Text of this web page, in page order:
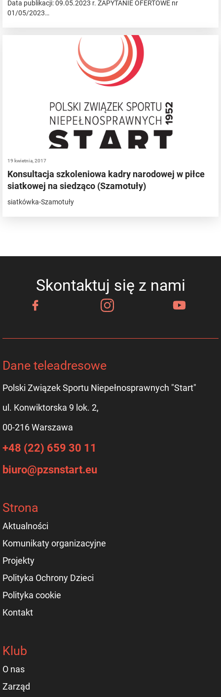
Data publikacji: 09.05.2023 r. ZAPYTANIE OFERTOWE nr
01/05/2023…
19 kwietnia, 2017
Konsultacja szkoleniowa kadry narodowej w piłce
siatkowej na siedząco (Szamotuły)
siatkówka-Szamotuły
Skontaktuj się z nami
Dane teleadresowe
Polski Związek Sportu Niepełnosprawnych "Start"
ul. Konwiktorska 9 lok. 2,
00-216 Warszawa
+48 (22) 659 30 11
biuro@pzsnstart.eu
Strona
Aktualności
Komunikaty organizacyjne
Projekty
Polityka Ochrony Dzieci
Polityka cookie
Kontakt
Klub
O nas
Zarząd